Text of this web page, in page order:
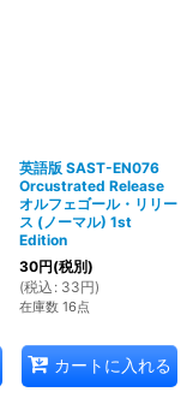
英語版 SAST-EN076
Orcustrated Release
オルフェゴール・リリー
ス (ノーマル) 1st
Edition
30円(税別)
(税込 : 33円)
在庫数 16点
カートに入れる